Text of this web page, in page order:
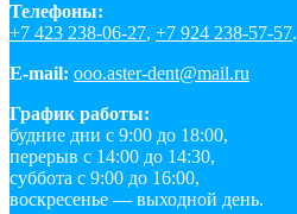
Телефоны:
+7 423 238-06-27, +7 924 238-57-57.
E-mail: ooo.aster-dent@mail.ru
График работы:
будние дни с 9:00 до 18:00,
перерыв с 14:00 до 14:30,
суббота с 9:00 до 16:00,
воскресенье — выходной день.